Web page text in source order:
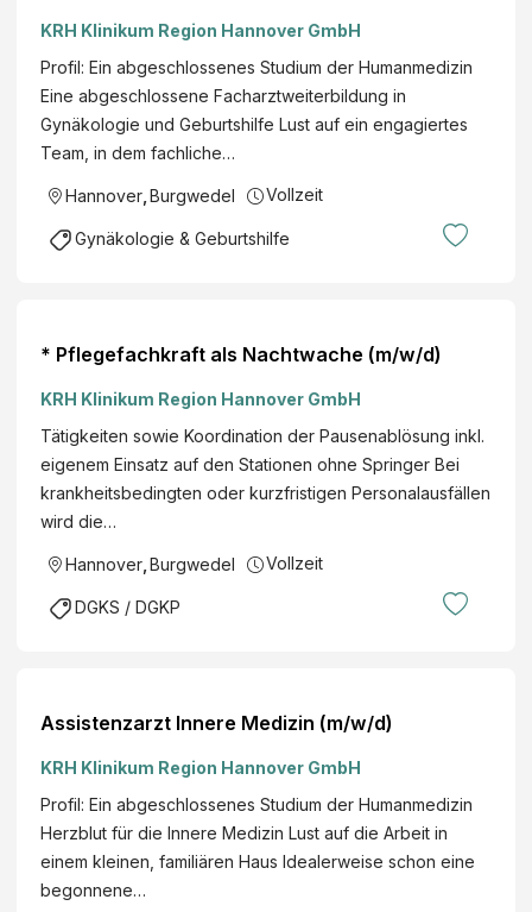
KRH Klinikum Region Hannover GmbH
Profil: Ein abgeschlossenes Studium der Humanmedizin
Eine abgeschlossene Facharztweiterbildung in
Gynäkologie und Geburtshilfe Lust auf ein engagiertes
Team, in dem fachliche…
Hannover Burgwedel Vollzeit
Gynäkologie & Geburtshilfe
* Pflegefachkraft als Nachtwache (m/w/d)
KRH Klinikum Region Hannover GmbH
Tätigkeiten sowie Koordination der Pausenablösung inkl.
eigenem Einsatz auf den Stationen ohne Springer Bei
krankheitsbedingten oder kurzfristigen Personalausfällen
wird die…
Hannover Burgwedel Vollzeit
DGKS / DGKP
Assistenzarzt Innere Medizin (m/w/d)
KRH Klinikum Region Hannover GmbH
Profil: Ein abgeschlossenes Studium der Humanmedizin
Herzblut für die Innere Medizin Lust auf die Arbeit in
einem kleinen, familiären Haus Idealerweise schon eine
begonnene…